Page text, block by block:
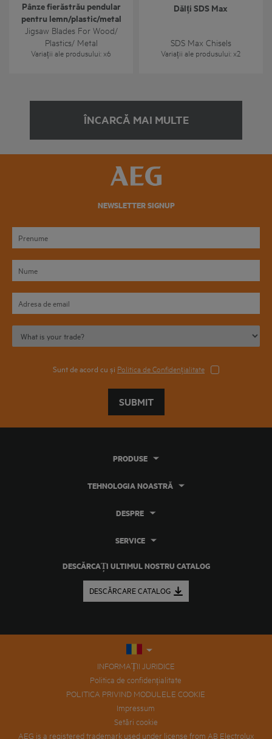
Pânze fierăstrău pendular
pentru lemn/plastic/metal
Jigsaw Blades For Wood/
Plastics/ Metal
Variații ale produsului: x6
Dălți SDS Max
SDS Max Chisels
Variații ale produsului: x2
ÎNCARCĂ MAI MULTE
NEWSLETTER SIGNUP
Sunt de acord cu și Politica de Confidențialitate
SUBMIT
DESCĂRCAȚI ULTIMUL NOSTRU CATALOG
DESCĂRCARE CATALOG
PRODUSE
TEHNOLOGIA NOASTRĂ
DESPRE
SERVICE
INFORMAȚII JURIDICE
Politica de confidențialitate
POLITICA PRIVIND MODULELE COOKIE
Impressum
Setări cookie
AEG is a registered trademark used under license from AB Electrolux